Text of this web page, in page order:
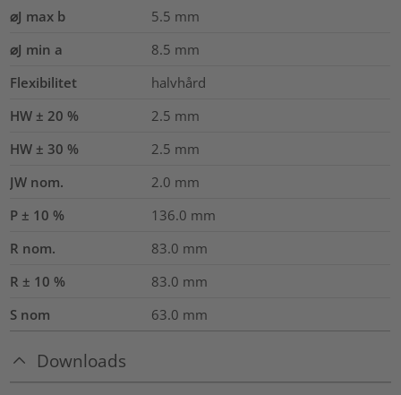
⌀J max b
5.5 mm
⌀J min a
8.5 mm
Flexibilitet
halvhård
HW ± 20 %
2.5 mm
HW ± 30 %
2.5 mm
JW nom.
2.0 mm
P ± 10 %
136.0 mm
R nom.
83.0 mm
R ± 10 %
83.0 mm
S nom
63.0 mm
Downloads